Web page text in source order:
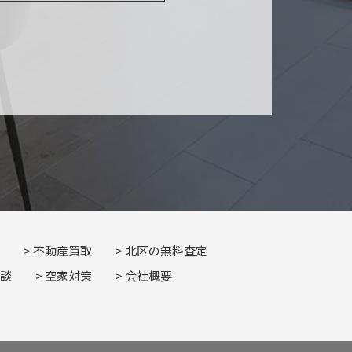
不動産買取
北区の無料査定
空家対策 会社概要